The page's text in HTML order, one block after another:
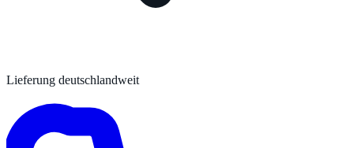
Lieferung deutschlandweit